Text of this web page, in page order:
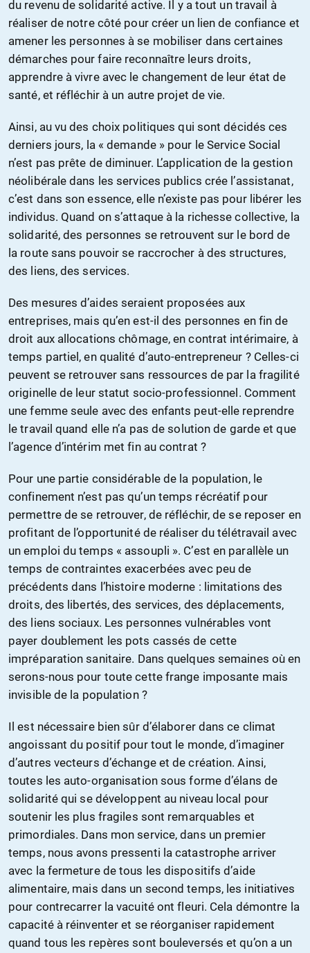
du revenu de solidarité active. Il y a tout un travail à
réaliser de notre côté pour créer un lien de confiance et
amener les personnes à se mobiliser dans certaines
démarches pour faire reconnaître leurs droits,
apprendre à vivre avec le changement de leur état de
santé, et réfléchir à un autre projet de vie.
Ainsi, au vu des choix politiques qui sont décidés ces
derniers jours, la « demande » pour le Service Social
n’est pas prête de diminuer. L’application de la gestion
néolibérale dans les services publics crée l’assistanat,
c’est dans son essence, elle n’existe pas pour libérer les
individus. Quand on s’attaque à la richesse collective, la
solidarité, des personnes se retrouvent sur le bord de
la route sans pouvoir se raccrocher à des structures,
des liens, des services.
Des mesures d’aides seraient proposées aux
entreprises, mais qu’en est-il des personnes en fin de
droit aux allocations chômage, en contrat intérimaire, à
temps partiel, en qualité d’auto-entrepreneur ? Celles-ci
peuvent se retrouver sans ressources de par la fragilité
originelle de leur statut socio-professionnel. Comment
une femme seule avec des enfants peut-elle reprendre
le travail quand elle n’a pas de solution de garde et que
l’agence d’intérim met fin au contrat ?
Pour une partie considérable de la population, le
confinement n’est pas qu’un temps récréatif pour
permettre de se retrouver, de réfléchir, de se reposer en
profitant de l’opportunité de réaliser du télétravail avec
un emploi du temps « assoupli ». C’est en parallèle un
temps de contraintes exacerbées avec peu de
précédents dans l’histoire moderne : limitations des
droits, des libertés, des services, des déplacements,
des liens sociaux. Les personnes vulnérables vont
payer doublement les pots cassés de cette
impréparation sanitaire. Dans quelques semaines où en
serons-nous pour toute cette frange imposante mais
invisible de la population ?
Il est nécessaire bien sûr d’élaborer dans ce climat
angoissant du positif pour tout le monde, d’imaginer
d’autres vecteurs d’échange et de création. Ainsi,
toutes les auto-organisation sous forme d’élans de
solidarité qui se développent au niveau local pour
soutenir les plus fragiles sont remarquables et
primordiales. Dans mon service, dans un premier
temps, nous avons pressenti la catastrophe arriver
avec la fermeture de tous les dispositifs d’aide
alimentaire, mais dans un second temps, les initiatives
pour contrecarrer la vacuité ont fleuri. Cela démontre la
capacité à réinventer et se réorganiser rapidement
quand tous les repères sont bouleversés et qu’on a un